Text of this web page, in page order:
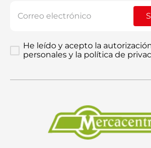
He leído y acepto la
personales y la política de